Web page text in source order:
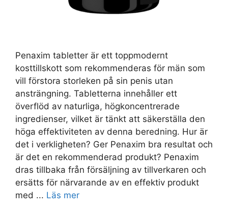
Penaxim tabletter är ett toppmodernt
kosttillskott som rekommenderas för män som
vill förstora storleken på sin penis utan
ansträngning. Tabletterna innehåller ett
överflöd av naturliga, högkoncentrerade
ingredienser, vilket är tänkt att säkerställa den
höga effektiviteten av denna beredning. Hur är
det i verkligheten? Ger Penaxim bra resultat och
är det en rekommenderad produkt? Penaxim
dras tillbaka från försäljning av tillverkaren och
ersätts för närvarande av en effektiv produkt
med ... Läs mer